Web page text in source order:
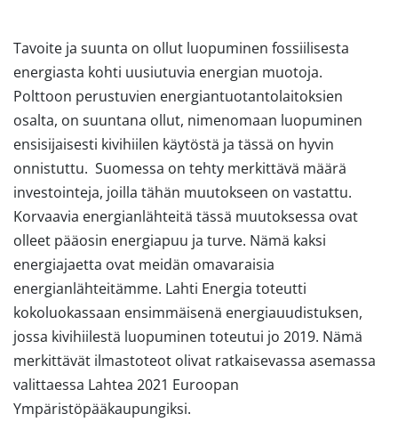
Tavoite ja suunta on ollut luopuminen fossiilisesta
energiasta kohti uusiutuvia energian muotoja.
Polttoon perustuvien energiantuotantolaitoksien
osalta, on suuntana ollut, nimenomaan luopuminen
ensisijaisesti kivihiilen käytöstä ja tässä on hyvin
onnistuttu. Suomessa on tehty merkittävä määrä
investointeja, joilla tähän muutokseen on vastattu.
Korvaavia energianlähteitä tässä muutoksessa ovat
olleet pääosin energiapuu ja turve. Nämä kaksi
energiajaetta ovat meidän omavaraisia
energianlähteitämme. Lahti Energia toteutti
kokoluokassaan ensimmäisenä energiauudistuksen,
jossa kivihiilestä luopuminen toteutui jo 2019. Nämä
merkittävät ilmastoteot olivat ratkaisevassa asemassa
valittaessa Lahtea 2021 Euroopan
Ympäristöpääkaupungiksi.